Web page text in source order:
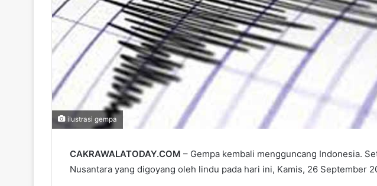
ilustrasi gempa
CAKRAWALATODAY.COM – Gempa kembali mengguncang Indonesia.
Nusantara yang digoyang oleh lindu pada hari ini, Kamis, 26 September